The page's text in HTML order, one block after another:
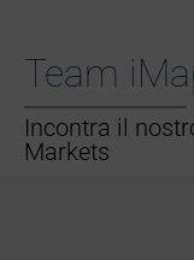
Team
Incontra il
Markets